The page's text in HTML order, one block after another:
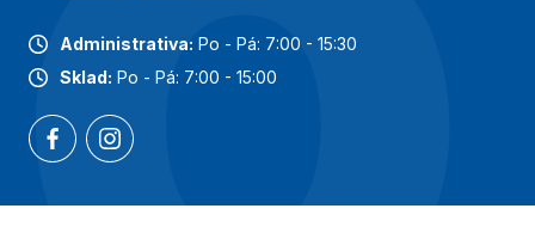
Administrativa: Po - Pá: 7:00 - 15:30
Sklad: Po - Pá: 7:00 - 15:00